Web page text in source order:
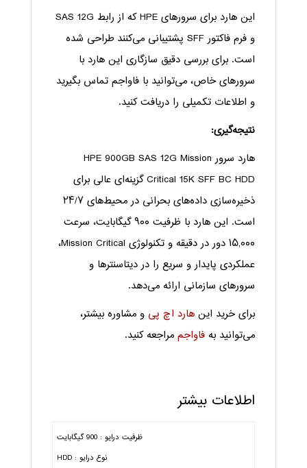
این هارد برای سرورهای HPE که از رابط SAS 12G
و فرم فاکتور SFF پشتیبانی می‌کنند طراحی شده
است. برای بررسی دقیق سازگاری این هارد با
سرورهای خاص، می‌توانید با فاواجم تماس بگیرید
و اطلاعات تکمیلی را دریافت کنید.
نتیجه‌گیری:
هارد سرور HPE 900GB SAS 12G Mission
Critical 15K SFF BC HDD گزینه‌ای عالی برای
ذخیره‌سازی داده‌های بحرانی در محیط‌های ۲۴/۷
است. این هارد با ظرفیت ۹۰۰ گیگابایت، سرعت
۱۵,۰۰۰ دور در دقیقه و تکنولوژی Mission Critical،
عملکردی پایدار و سریع را در دیتاسنترها و
سرورهای سازمانی ارائه می‌دهد.
برای خرید این هارد اچ پی و مشاوره بیشتر،
می‌توانید به فاواجممراجعه کنید.
اطلاعات بیشتر
ظرفیت درایو : 900 گیگابایت
نوع درایو : HDD